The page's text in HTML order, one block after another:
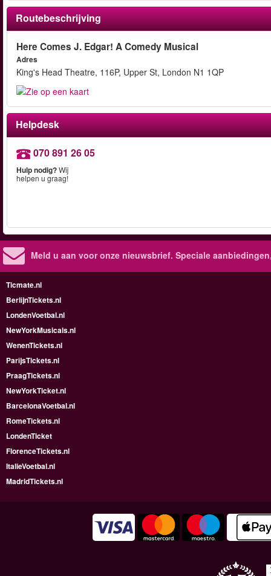
Routebeschrijving
Here Comes J. Edgar! A Comedy Musical
Adres
King's Head Theatre, 116P, Upper St, London N1 1QP
Helpdesk
070 891 26 05
Hulp nodig?Wij
helpen u graag!
Meld u aan voor onze nieuwsbrief. Speciale
Ticmate.nl
BerlijnTickets.nl
LondenVoetbal.nl
NewYorkMusicals.nl
WenenTickets.nl
ParijsTickets.nl
PraagTickets.nl
NewYorkTicket.nl
BarcelonaVoetbal.nl
RomeTickets.nl
LondenTicket
FlorenceTickets.nl
ItalieVoetbal.nl
MadridTickets.nl